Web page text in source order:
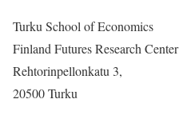
Turku School of Economics
Finland Futures Research Center
Rehtorinpellonkatu 3,
20500 Turku